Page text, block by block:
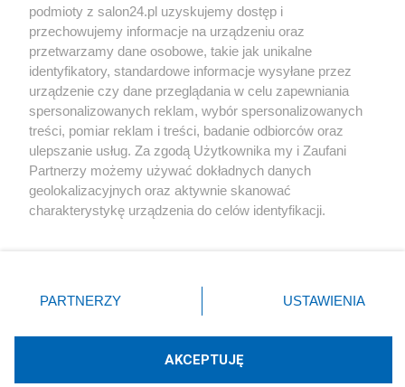
Społeczeństwo
Kultura
X Facebook Instagram Youtube
podmioty z salon24.pl uzyskujemy dostęp i
przechowujemy informacje na urządzeniu oraz
przetwarzamy dane osobowe, takie jak unikalne
identyfikatory, standardowe informacje wysyłane przez
urządzenie czy dane przeglądania w celu zapewniania
spersonalizowanych reklam, wybór spersonalizowanych
treści, pomiar reklam i treści, badanie odbiorców oraz
ulepszanie usług. Za zgodą Użytkownika my i Zaufani
Partnerzy możemy używać dokładnych danych
geolokalizacyjnych oraz aktywnie skanować
charakterystykę urządzenia do celów identyfikacji.
zmienić/wycofać klikając przycisk ustawień prywatności
znajdujący się w lewym dolnym rogu strony
rodzaje przetwarzania danych nie wymagają zgody
użytkownika, ale masz prawo sprzeciwić się takiemu
PARTNERZY USTAWIENIA
AKCEPTUJĘ